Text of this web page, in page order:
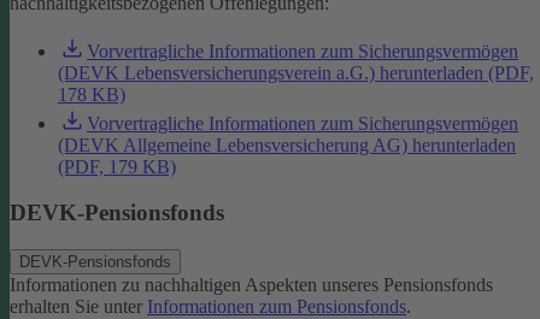
Vorvertragliche Informationen zum Sicherungsvermögen
(DEVK Lebensversicherungsverein a.G.) herunterladen (PDF,
178 KB)
Vorvertragliche Informationen zum Sicherungsvermögen
(DEVK Allgemeine Lebensversicherung AG) herunterladen
(PDF, 179 KB)
DEVK-Pensionsfonds
DEVK-Pensionsfonds
Informationen zu nachhaltigen Aspekten unseres Pensionsfonds
erhalten Sie unter Informationen zum Pensionsfonds.